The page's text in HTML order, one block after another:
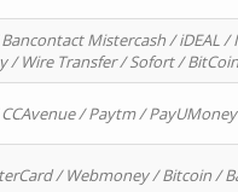
Mistercash / iDEAL
/ Wire Transfer / Sofort /
/ Paytm /
/ Webmoney / Bitcoin /